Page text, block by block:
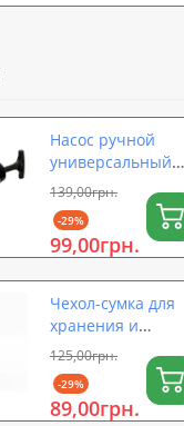
Насос ручной
универсальный
для мячей,
надувных
изделий,
фитболов OSPORT
139,00грн.
-29%
99,00грн.
Чехол-сумка для
хранения и
переноски ролика
для йоги (валика)
на затяжке 56×26
см OSPORT (OF-
125,00грн.
-29%
89,00грн.